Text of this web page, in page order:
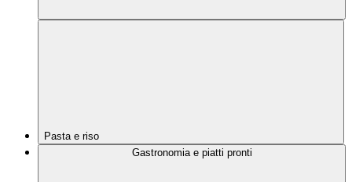
Pasta e riso
Gastronomia e piatti pronti